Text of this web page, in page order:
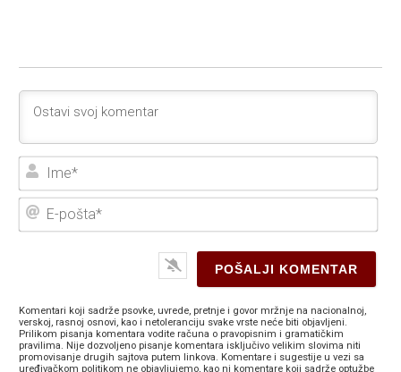
E-
Komentari koji sadrže psovke, uvrede, pretnje i govor mržnje na nacionalnoj,
verskoj, rasnoj osnovi, kao i netoleranciju svake vrste neće biti objavljeni.
Prilikom pisanja komentara vodite računa o pravopisnim i gramatičkim
pravilima. Nije dozvoljeno pisanje komentara isključivo velikim slovima niti
promovisanje drugih sajtova putem linkova. Komentare i sugestije u vezi sa
uređivačkom politikom ne objavljujemo, kao ni komentare koji sadrže optužbe